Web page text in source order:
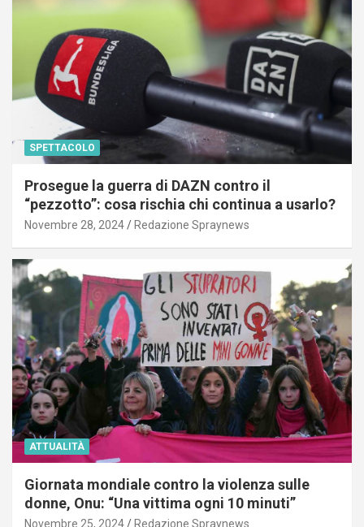
SPETTACOLO
Prosegue la guerra di DAZN contro il
“pezzotto”: cosa rischia chi continua a usarlo?
Novembre 28, 2024 Redazione Spraynews
ATTUALITÀ
Giornata mondiale contro la violenza sulle
donne, Onu: “Una vittima ogni 10 minuti”
Novembre 25, 2024 Redazione Spraynews